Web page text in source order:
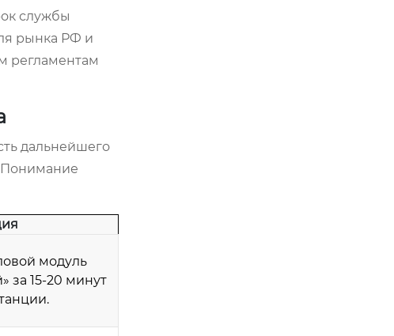
службы
рынка РФ и
регламентам
дальнейшего
модуль
за 15-20 минут